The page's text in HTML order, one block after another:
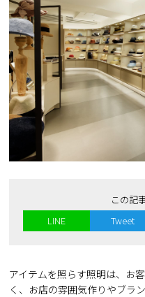
この記
LINE
Tweet
アイテムを照らす照明は、お
く、お店の雰囲気作りやブラ